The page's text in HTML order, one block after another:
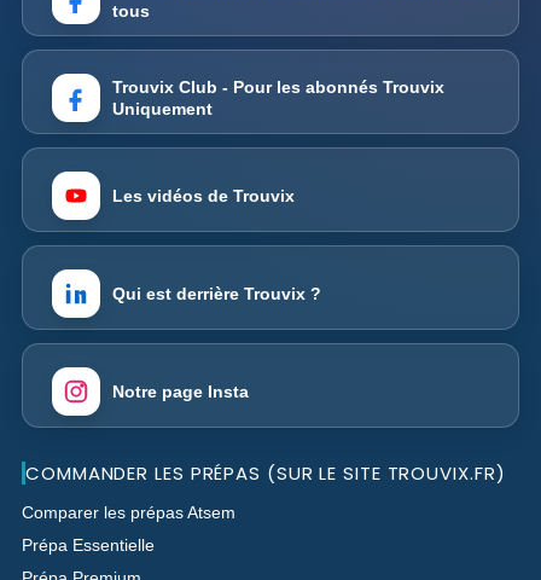
tous
Trouvix Club - Pour les abonnés Trouvix
Uniquement
Les vidéos de Trouvix
Qui est derrière Trouvix ?
Notre page Insta
COMMANDER LES PRÉPAS (SUR LE SITE TROUVIX.FR)
Comparer les prépas Atsem
Prépa Essentielle